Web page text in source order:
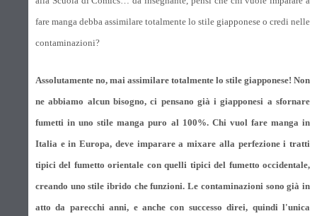
fare manga debba assimilare totalmente lo stile giapponese o credi nelle
contaminazioni?
Assolutamente no, mai assimilare totalmente lo stile giapponese! Non
ne abbiamo alcun bisogno, ci pensano già i giapponesi a sfornare
fumetti in uno stile manga puro al 100%. Chi vuol fare manga in
Italia e in Europa, deve imparare a mixare alla perfezione i tratti
tipici del fumetto orientale con quelli tipici del fumetto occidentale,
creando uno stile ibrido che funzioni. Le contaminazioni sono già in
atto da parecchi anni, e anche con successo direi, quindi l'unica